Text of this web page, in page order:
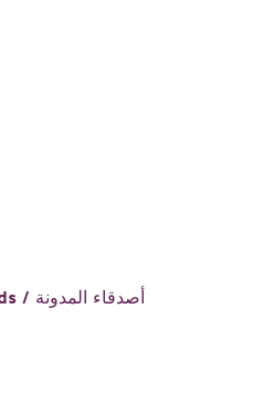
Blog Friends / أصدقاء المدونة